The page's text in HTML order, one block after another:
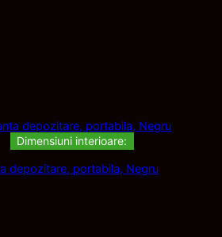
Dimensiuni interioare:
depozitare, portabila, Negru